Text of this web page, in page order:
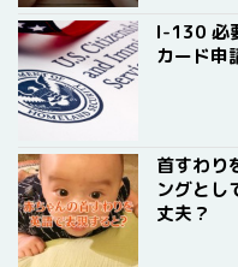
I-130 必
カード申
首すわり
ングとし
丈夫？